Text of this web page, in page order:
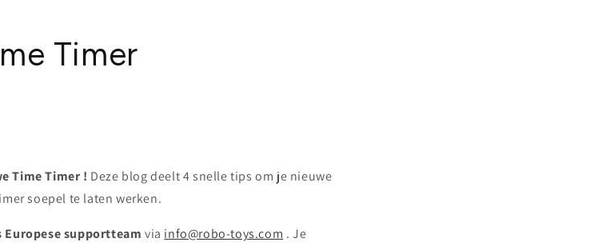
Timer
Time Timer! Deze blog deelt 4 snelle tips om je nieuwe
soepel te laten werken.
Europese supportteam via info@robo-toys.com . Je